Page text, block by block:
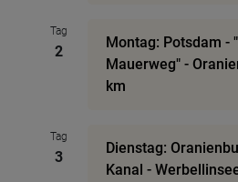
Tag
2
Montag: Potsdam -
Mauerweg" -
km
Tag
3
Dienstag:
Kanal -